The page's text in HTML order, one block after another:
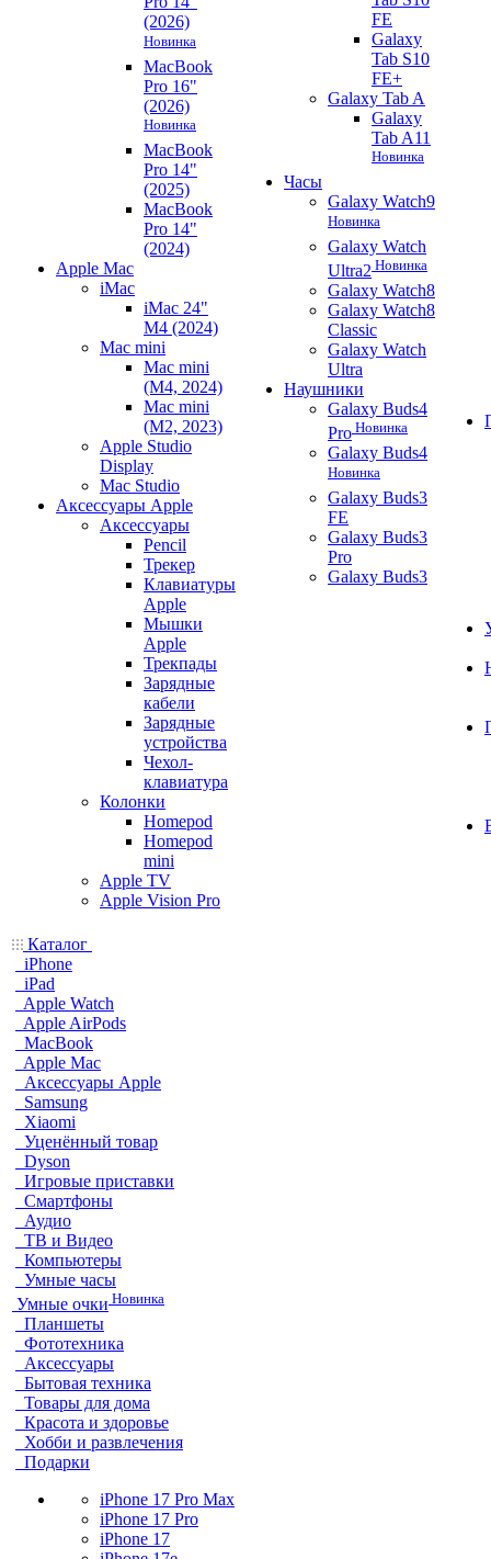
(2026)
Новинка
MacBook
Pro 16"
(2026)
Новинка
MacBook
Pro 14"
(2025)
MacBook
Pro 14"
(2024)
Apple Mac
iMac
iMac 24"
M4 (2024)
Mac mini
Mac mini
(M4, 2024)
Mac mini
(M2, 2023)
Apple Studio
Display
Mac Studio
Аксессуары Apple
Аксессуары
Pencil
Трекер
Клавиатуры
Apple
Мышки
Apple
Трекпады
Зарядные
кабели
Зарядные
устройства
Чехол-
клавиатура
Колонки
Homepod
Homepod
mini
Apple TV
Apple Vision Pro
FE
Galaxy
Tab S10
FE+
Galaxy Tab A
Galaxy
Tab A11
Новинка
Часы
Galaxy Watch9
Новинка
Galaxy Watch
Ultra2 Новинка
Galaxy Watch8
Galaxy Watch8
Classic
Galaxy Watch
Ultra
Наушники
Galaxy Buds4
Pro Новинка
Galaxy Buds4
Новинка
Galaxy Buds3
FE
Galaxy Buds3
Pro
Galaxy Buds3
Каталог
iPhone
iPad
Apple Watch
Apple AirPods
MacBook
Apple Mac
Аксессуары Apple
Samsung
Xiaomi
Уценённый товар
Dyson
Игровые приставки
Смартфоны
Аудио
ТВ и Видео
Компьютеры
Умные часы
Умные очки Новинка
Планшеты
Фототехника
Аксессуары
Бытовая техника
Товары для дома
Красота и здоровье
Хобби и развлечения
Подарки
iPhone 17 Pro Max
iPhone 17 Pro
iPhone 17